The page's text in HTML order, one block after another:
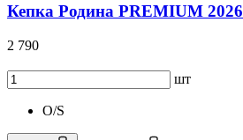
Кепка Родина PREMIUM 2026
2 790
шт
O/S